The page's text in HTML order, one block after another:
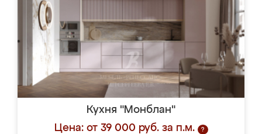
Кухня "Монблан"
Цена: от 39 000 руб. за п.м.
?